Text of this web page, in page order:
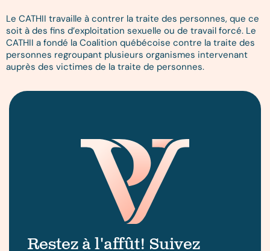
Le CATHII travaille à contrer la traite des personnes, que ce
soit à des fins d’exploitation sexuelle ou de travail forcé. Le
CATHII a fondé la Coalition québécoise contre la traite des
personnes regroupant plusieurs organismes intervenant
auprès des victimes de la traite de personnes.
Restez à l'affût! Suivez